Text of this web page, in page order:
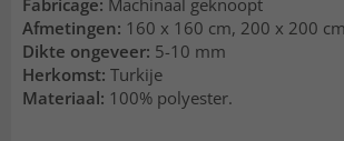
Fabricage: Machinaal geknoopt
Afmetingen: 160 x 160 cm, 200 x 200
Dikte ongeveer: 5-10 mm
Herkomst: Turkije
Materiaal: 100% polyester.